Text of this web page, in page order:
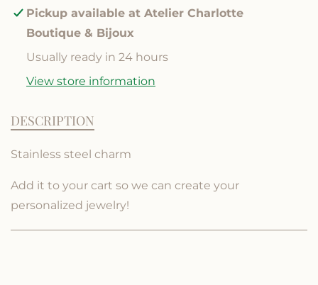
d
t
a
f
h
h
r
m
d
a
r
f
h
h
r
m
Pickup available at Atelier Charlotte
Boutique & Bijoux
Usually ready in 24 hours
View store information
DESCRIPTION
Stainless steel charm
Add it to your cart so we can create your
personalized jewelry!